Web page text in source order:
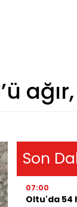
Son
07:00
Oltu'da 54